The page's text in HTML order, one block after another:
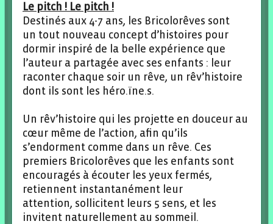
Le pitch ! Le pitch !
Destinés aux 4-7 ans, les Bricolorêves sont
un tout nouveau concept d’histoires pour
dormir inspiré de la belle expérience que
l’auteur a partagée avec ses enfants : leur
raconter chaque soir un rêve, un rêv’histoire
dont ils sont les héro.ïne.s.
Un rêv’histoire qui les projette en douceur au
cœur même de l’action, afin qu’ils
s’endorment comme dans un rêve. Ces
premiers Bricolorêves que les enfants sont
encouragés à écouter les yeux fermés,
retiennent instantanément leur
attention, sollicitent leurs 5 sens, et les
invitent naturellement au sommeil.